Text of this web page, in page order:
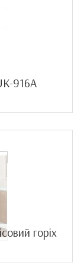
916A
горіх